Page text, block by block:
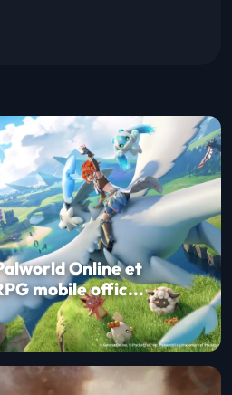
Online et
mobile offic...